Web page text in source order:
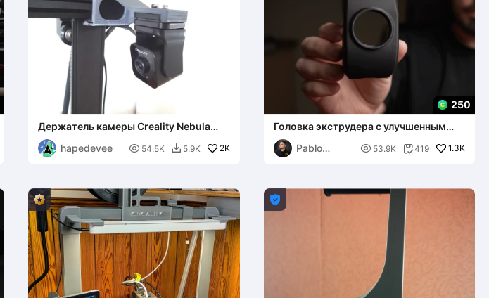
Держатель камеры Creality Nebula
для Ender-3 V3 KE(/SE)
hapedevee
 54.5K  5.9K 2K
250
Головка экструдера с улучшенным
обдувом для Creality Ender 3 V3 Plus и
V3
Pablo
 53.9K 419 1.3K
